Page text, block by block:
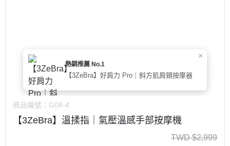
×
熱銷推薦 No.1
【3ZeBra】好肩力 Pro｜斜方肌肩頸按摩器
商品編號： G08-4
【3ZeBra】溫揉指｜氣壓溫感手部按摩機
TWD $2,999